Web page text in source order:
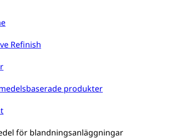
Refinish
produkter
för blandningsanläggningar